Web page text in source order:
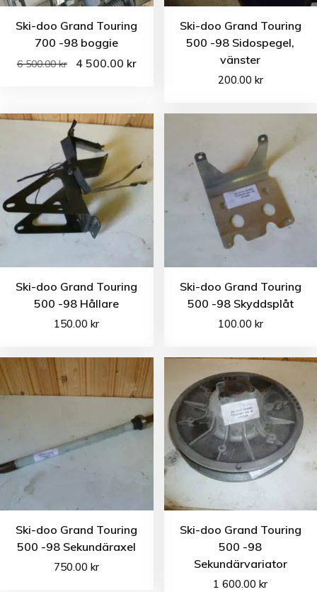
Ski-doo Grand Touring
700 -98 boggie
6 500.00kr 4 500.00 kr
Ski-doo Grand Touring
500 -98 Sidospegel,
vänster
200.00 kr
Ski-doo Grand Touring
500 -98 Hållare
150.00kr
Ski-doo Grand Touring
500 -98 Skyddsplåt
100.00 kr
Ski-doo Grand Touring
500 -98 Sekundäraxel
750.00kr
Ski-doo Grand Touring
500 -98
Sekundärvariator
1 600.00kr